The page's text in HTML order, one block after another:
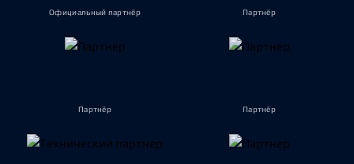
Официальный партнёр Партнёр
Партнёр Партнёр